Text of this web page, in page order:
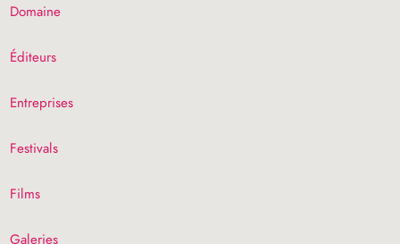
Domaine
Éditeurs
Entreprises
Festivals
Films
Galeries